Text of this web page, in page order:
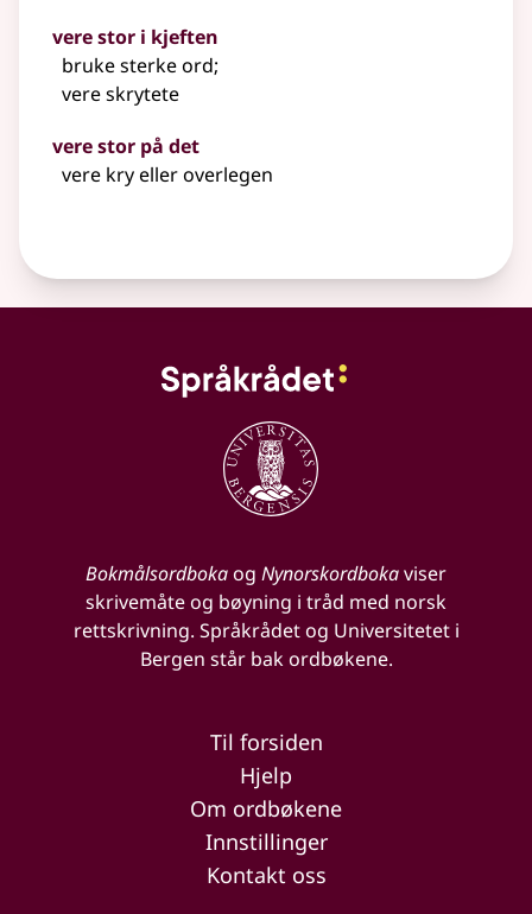
vere stor i kjeften
bruke sterke ord;
vere skrytete
vere stor på det
vere kry eller overlegen
Bokmålsordbokaog Nynorskordbokaviser
skrivemåte og bøyning i tråd med norsk
rettskrivning. Språkrådet og Universitetet i
Bergen står bak ordbøkene.
Til forsiden
Hjelp
Om ordbøkene
Innstillinger
Kontakt oss